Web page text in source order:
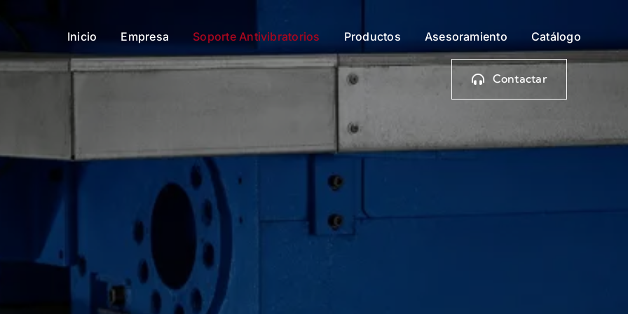
Inicio Empresa Soporte Antivibratorios Productos Asesoramiento Catálogo
Contactar